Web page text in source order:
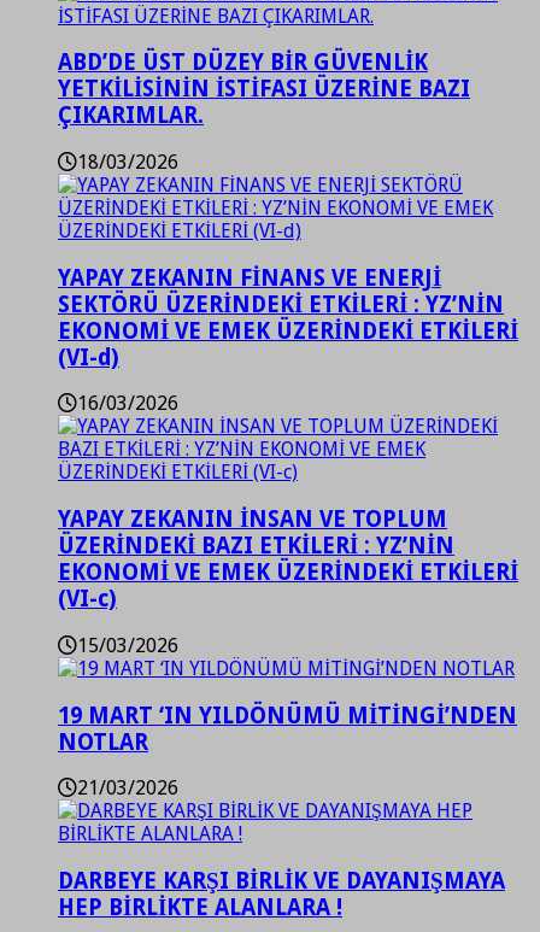
ABD’DE ÜST DÜZEY BİR GÜVENLİK
YETKİLİSİNİN İSTİFASI ÜZERİNE BAZI
ÇIKARIMLAR.
18/03/2026
YAPAY ZEKANIN FİNANS VE ENERJİ
SEKTÖRÜ ÜZERİNDEKİ ETKİLERİ : YZ’NİN
EKONOMİ VE EMEK ÜZERİNDEKİ ETKİLERİ
(VI-d)
16/03/2026
YAPAY ZEKANIN İNSAN VE TOPLUM
ÜZERİNDEKİ BAZI ETKİLERİ : YZ’NİN
EKONOMİ VE EMEK ÜZERİNDEKİ ETKİLERİ
(VI-c)
15/03/2026
19 MART ‘IN YILDÖNÜMÜ MİTİNGİ’NDEN
NOTLAR
21/03/2026
DARBEYE KARŞI BİRLİK VE DAYANIŞMAYA
HEP BİRLİKTE ALANLARA !